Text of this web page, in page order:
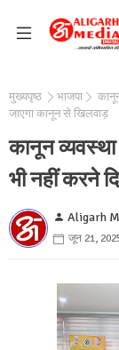
मुख्यपृष्ठ भाजपा
जाएगा कानून से खिलवाड़
कानून व्यवस्था
भी नहीं करने
Aligarh
जून 21,